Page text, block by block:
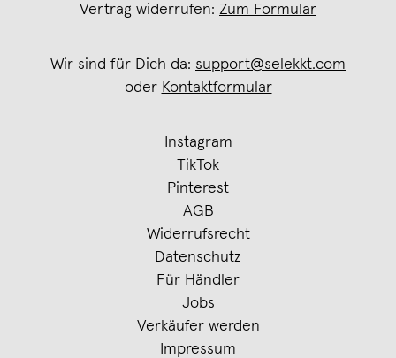
Vertrag widerrufen: Zum Formular
Wir sind für Dich da: support@selekkt.com
oder Kontaktformular
Instagram
TikTok
Pinterest
AGB
Widerrufsrecht
Datenschutz
Für Händler
Jobs
Verkäufer werden
Impressum